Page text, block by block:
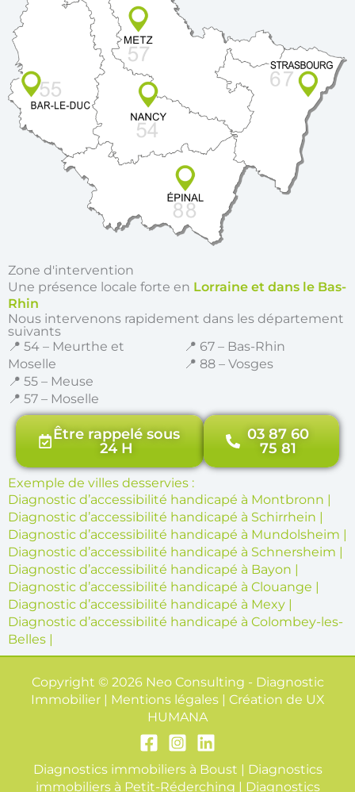
Zone d'intervention
Une présence locale forte en Lorraine et dans le Bas-
Rhin
Nous intervenons rapidement dans les département
suivants
📍 54 – Meurthe et
Moselle
📍 55 – Meuse
📍 57 – Moselle
📍 67 – Bas-Rhin
📍 88 – Vosges
Être rappelé sous
24 H
03 87 60
75 81
Exemple de villes desservies :
Diagnostic d’accessibilité handicapé à Montbronn |
Diagnostic d’accessibilité handicapé à Schirrhein |
Diagnostic d’accessibilité handicapé à Mundolsheim |
Diagnostic d’accessibilité handicapé à Schnersheim |
Diagnostic d’accessibilité handicapé à Bayon |
Diagnostic d’accessibilité handicapé à Clouange |
Diagnostic d’accessibilité handicapé à Mexy |
Diagnostic d’accessibilité handicapé à Colombey-les-
Belles |
Copyright © 2026 Neo Consulting - Diagnostic
Immobilier | Mentions légales | Création de UX
HUMANA
Diagnostics immobiliers à Boust | Diagnostics
immobiliers à Petit-Réderching | Diagnostics